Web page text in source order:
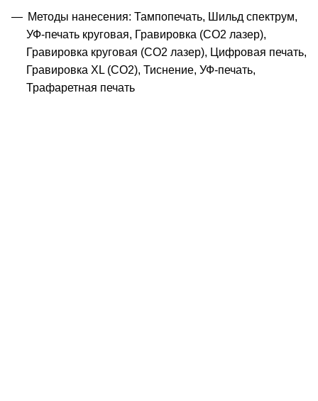
Методы нанесения: Тампопечать, Шильд спектрум,
УФ-печать круговая, Гравировка (CO2 лазер),
Гравировка круговая (CO2 лазер), Цифровая печать,
Гравировка XL (СО2), Тиснение, УФ-печать,
Трафаретная печать